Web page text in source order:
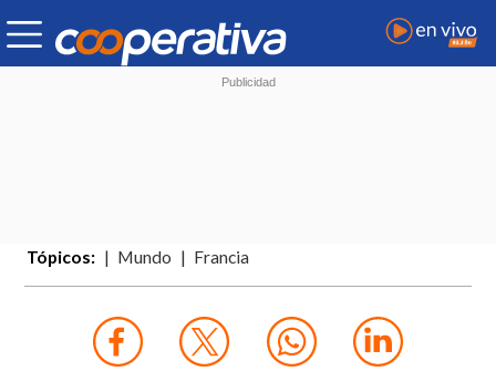
Tópicos: Mundo Francia